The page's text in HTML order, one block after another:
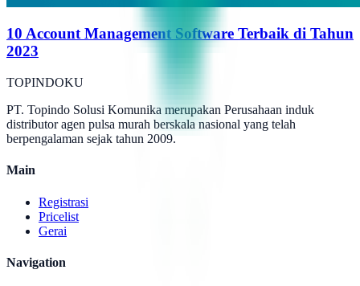
10 Account Management Software Terbaik di Tahun
2023
TOPINDOKU
PT. Topindo Solusi Komunika merupakan Perusahaan induk
distributor agen pulsa murah berskala nasional yang telah
berpengalaman sejak tahun 2009.
Main
Registrasi
Pricelist
Gerai
Navigation